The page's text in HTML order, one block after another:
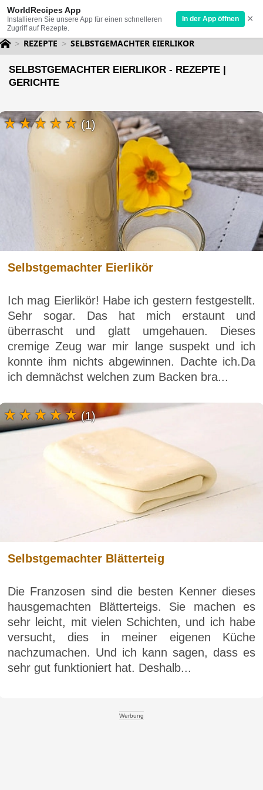
WorldRecipes App
Installieren Sie unsere App für einen schnelleren
Zugriff auf Rezepte.
In der App öffnen ×
REZEPTE SELBSTGEMACHTER EIERLIKOR
SELBSTGEMACHTER EIERLIKOR - REZEPTE |
GERICHTE
Selbstgemachter Eierlikör
Ich mag Eierlikör! Habe ich gestern festgestellt.
Sehr sogar. Das hat mich erstaunt und
überrascht und glatt umgehauen. Dieses
cremige Zeug war mir lange suspekt und ich
konnte ihm nichts abgewinnen. Dachte ich.Da
ich demnächst welchen zum Backen bra...
(1)
Selbstgemachter Blätterteig
Die Franzosen sind die besten Kenner dieses
hausgemachten Blätterteigs. Sie machen es
sehr leicht, mit vielen Schichten, und ich habe
versucht, dies in meiner eigenen Küche
nachzumachen. Und ich kann sagen, dass es
sehr gut funktioniert hat. Deshalb...
(1)
Werbung